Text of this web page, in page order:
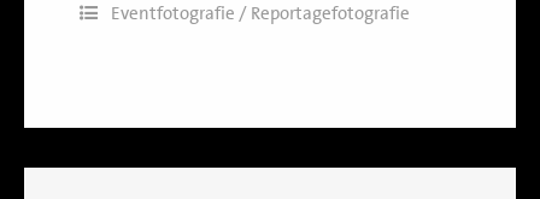
Eventfotografie / Reportagefotografie